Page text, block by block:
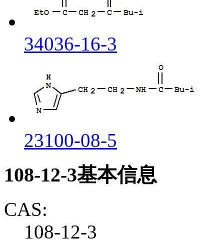
34036-16-3
23100-08-5
108-12-3基本信息
CAS:
108-12-3